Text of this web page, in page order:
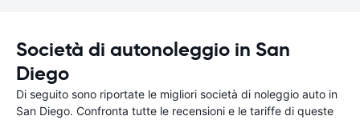
Società di autonoleggio in San
Diego
Di seguito sono riportate le migliori società di noleggio auto in
San Diego. Confronta tutte le recensioni e le tariffe di queste